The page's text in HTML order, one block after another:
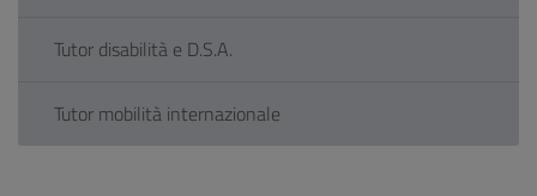
Tutor disabilità e D.S.A.
Tutor mobilità internazionale